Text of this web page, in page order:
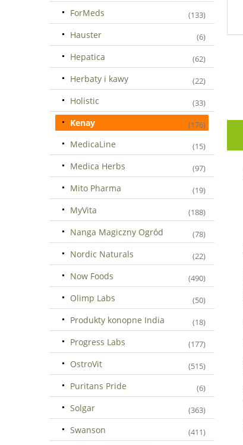
ForMeds (133)
Hauster (6)
Hepatica (62)
Herbaty i kawy (22)
Holistic (33)
Kenay (176)
MedicaLine (15)
Medica Herbs (97)
Mito Pharma (19)
MyVita (188)
Nanga Magiczny Ogród (78)
Nordic Naturals (22)
Now Foods (490)
Olimp Labs (50)
Produkty konopne India (18)
Progress Labs (177)
OstroVit (515)
Puritans Pride (6)
Solgar (363)
Swanson (411)